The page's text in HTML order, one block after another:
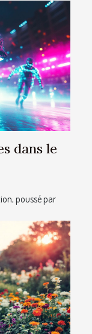
dans le
poussé par